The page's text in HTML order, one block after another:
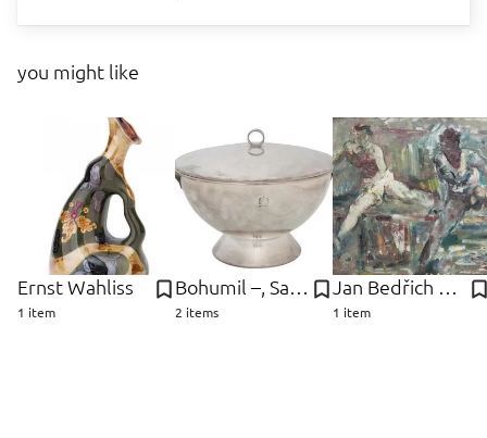
you might like
Ernst Wahliss
1 item
Bohumil –, Sandrik, fa Južnič
2 items
Jan Bedřich Plaček
1 item